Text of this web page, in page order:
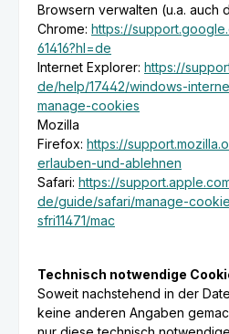
Browsern verwalten (u.a. auch
Chrome: https://
61416?hl=de
Internet Explorer: https://
de/help/17442/windows-
manage-cookies
Mozilla
Firefox: https://
erlauben-und-ablehnen
Safari: https://
de/guide/safari/manage-
sfri11471/mac
Technisch notwendige
Soweit nachstehend in der
keine anderen Angaben